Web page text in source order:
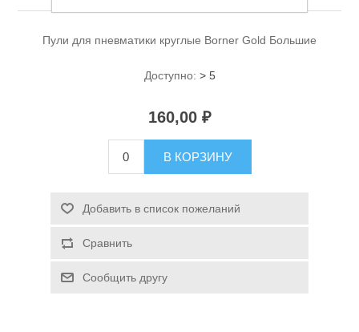
Спасательные средства
Пули для пневматики круглые Borner Gold Большие
Доступно: > 5
160,00 ₽
В КОРЗИНУ
Добавить в список пожеланий
Сравнить
Сообщить другу